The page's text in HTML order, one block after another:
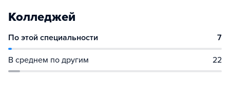
Колледжей
По этой специальности 7
В среднем по другим 22